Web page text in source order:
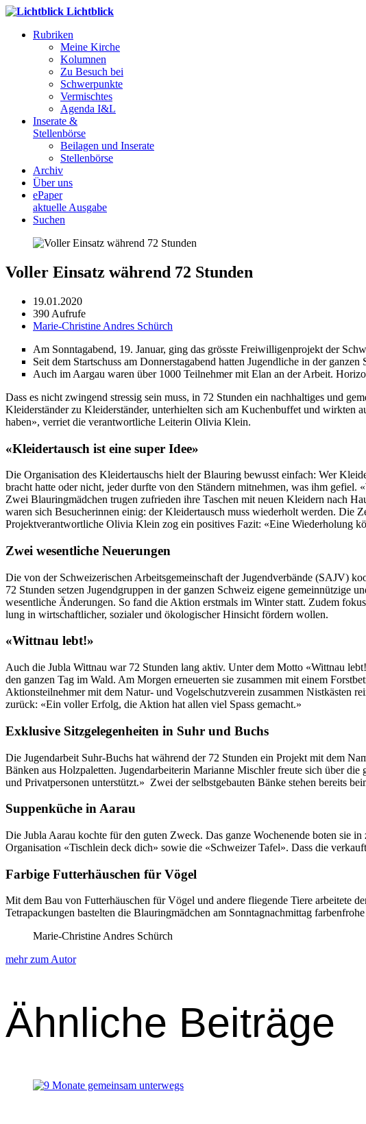
Lichtblick
Rubriken
Meine Kirche
Kolumnen
Zu Besuch bei
Schwerpunkte
Vermischtes
Agenda I&L
Inserate &
Stellenbörse
Beilagen und Inserate
Stellenbörse
Archiv
Über uns
ePaper
aktuelle Ausgabe
Suchen
Voller Einsatz während 72 Stunden
19.01.2020
390 Aufrufe
Marie-Christine Andres Schürch
Am Son­ntagabend, 19. Jan­u­ar, ging das grösste Frei­willi­gen­pro­jekt der
Seit dem Startschuss am Don­ner­stagabend hat­ten Jugendliche in der
Auch im Aar­gau waren über 1000 Teil­nehmer mit Elan an der Arbeit.
Dass es nicht zwin­gend stres­sig sein muss, in 72 Stun­den ein nach­haltiges und
Klei­der­stän­der zu Klei­der­stän­der, unter­hiel­ten sich am Kuchen­buf­fet und wirk­ten
haben», ver­ri­et die ver­ant­wortliche Lei­t­erin Olivia Klein.
«Kleidertausch ist eine super Idee»
Die Organ­i­sa­tion des Klei­der­tauschs hielt der Blau­r­ing bewusst ein­fach: Wer
bracht hat­te oder nicht, jed­er durfte von den Stän­dern mit­nehmen, was ihm
Zwei Blau­r­ing­mäd­chen tru­gen zufrieden ihre Taschen mit neuen Klei­dern nach
waren sich Besucherin­nen einig: der Klei­der­tausch muss wieder­holt wer­den. Die
Pro­jek­tver­ant­wortliche Olivia Klein zog ein pos­i­tives Faz­it: «Eine Wieder­hol­ung
Zwei wesentliche Neuerungen
Die von der Schweiz­erischen Arbeits­ge­mein­schaft der Jugend­ver­bände (SAJV)
72 Stun­den set­zen Jugend­grup­pen in der ganzen Schweiz eigene gemein­nützige
wesentliche Änderun­gen. So fand die Aktion erst­mals im Win­ter statt. Zudem
lung in wirtschaftlich­er, sozialer und ökol­o­gis­ch­er Hin­sicht fördern wollen.
«Wittnau lebt!»
Auch die Jubla Wit­tnau war 72 Stun­den lang aktiv. Unter dem Mot­to «Wit­tnau
den ganzen Tag im Wald. Am Mor­gen erneuerten sie zusam­men mit einem
Aktion­steil­nehmer mit dem Natur- und Vogelschutzvere­in zusam­men Nistkästen
zurück: «Ein voller Erfolg, die Aktion hat allen viel Spass gemacht.»
Exklusive Sitzgelegenheiten in Suhr und Buchs
Die Jugen­dar­beit Suhr-Buchs hat während der 72 Stun­den ein Pro­jekt mit dem
Bänken aus Holz­palet­ten. Jugen­dar­bei­t­erin Mar­i­anne Mis­chler freute sich über
und Pri­vat­per­so­n­en unter­stützt.» Zwei der selb­st­ge­baut­en Bänke ste­hen bere­its
Suppenküche in Aarau
Die Jubla Aarau kochte für den guten Zweck. Das ganze Woch­enende boten sie
Organ­i­sa­tion «Tis­chlein deck dich» sowie die «Schweiz­er Tafel». Dass die
Farbige Futterhäuschen für Vögel
Mit dem Bau von Fut­ter­häuschen für Vögel und andere fliegende Tiere arbeit­ete
Tetra­pack­un­gen bastel­ten die Blau­r­ing­mäd­chen am Son­nta­gnach­mit­tag
Marie-Christine Andres Schürch
mehr zum Autor
Ähnliche Beiträge